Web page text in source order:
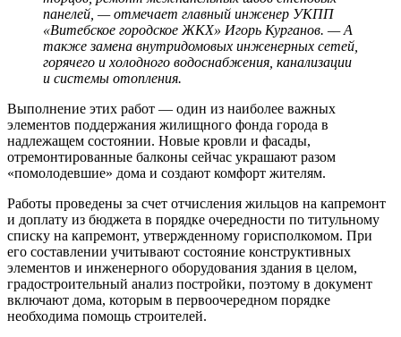
панелей, — отмечает главный инженер УКПП
«Витебское городское ЖКХ» Игорь Курганов. — А
также замена внутридомовых инженерных сетей,
горячего и холодного водоснабжения, канализации
и системы отопления.
Выполнение этих работ — один из наиболее важных
элементов поддержания жилищного фонда города в
надлежащем состоянии. Новые кровли и фасады,
отремонтированные балконы сейчас украшают разом
«помолодевшие» дома и создают комфорт жителям.
Работы проведены за счет отчисления жильцов на капремонт
и доплату из бюджета в порядке очередности по титульному
списку на капремонт, утвержденному горисполкомом. При
его составлении учитывают состояние конструктивных
элементов и инженерного оборудования здания в целом,
градостроительный анализ постройки, поэтому в документ
включают дома, которым в первоочередном порядке
необходима помощь строителей.